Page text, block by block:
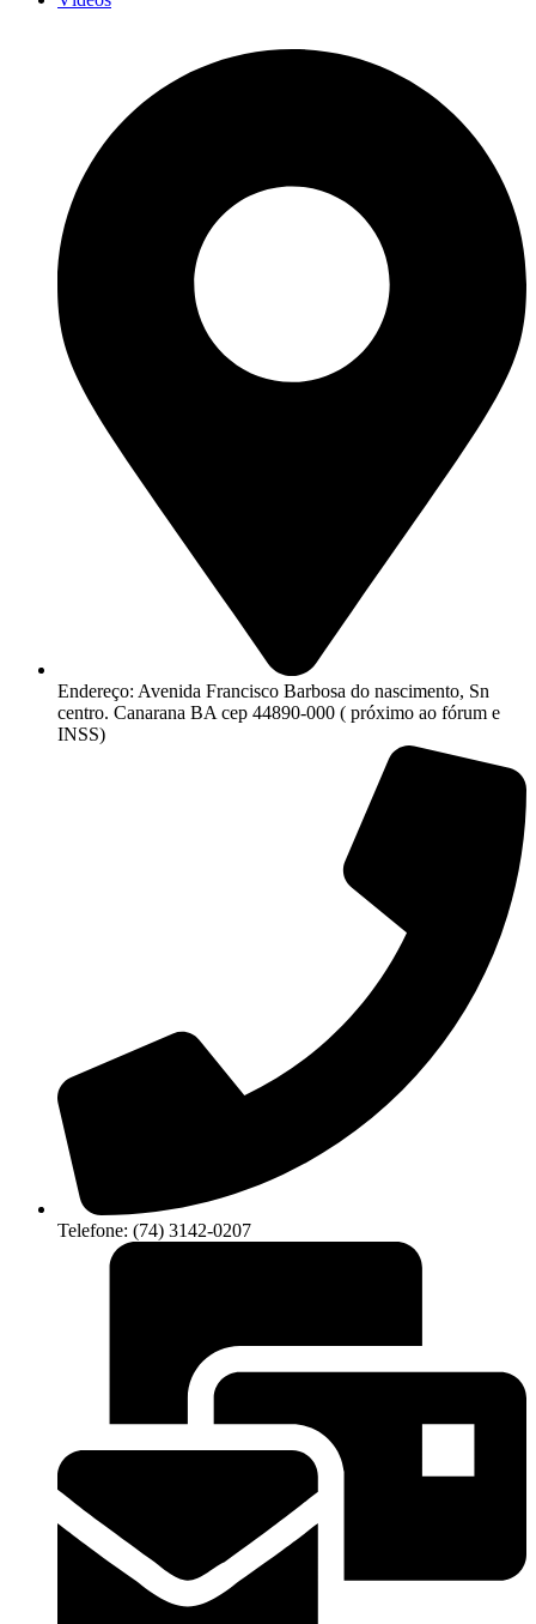
Endereço: Avenida Francisco Barbosa do nascimento, Sn
centro. Canarana BA cep 44890-000 ( próximo ao fórum e
INSS)
Telefone: (74) 3142-0207